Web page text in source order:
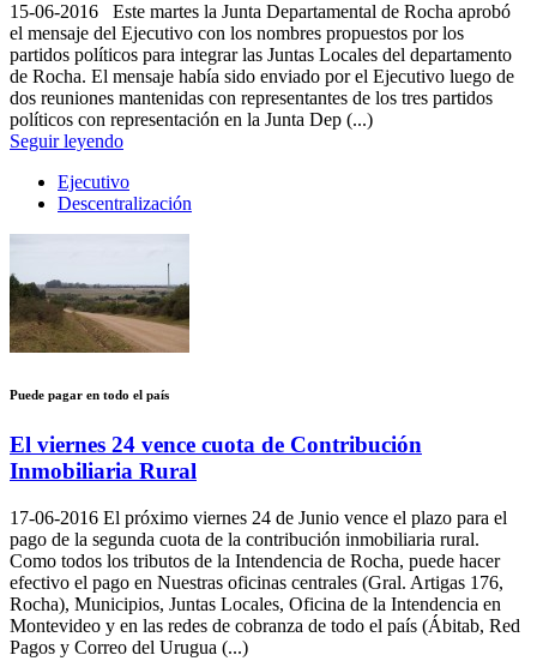
15-06-2016 Este martes la Junta Departamental de Rocha aprobó
el mensaje del Ejecutivo con los nombres propuestos por los
partidos políticos para integrar las Juntas Locales del departamento
de Rocha. El mensaje había sido enviado por el Ejecutivo luego de
dos reuniones mantenidas con representantes de los tres partidos
políticos con representación en la Junta Dep (...)
Seguir leyendo
Ejecutivo
Descentralización
Puede pagar en todo el país
El viernes 24 vence cuota de Contribución
Inmobiliaria Rural
17-06-2016 El próximo viernes 24 de Junio vence el plazo para el
pago de la segunda cuota de la contribución inmobiliaria rural.
Como todos los tributos de la Intendencia de Rocha, puede hacer
efectivo el pago en Nuestras oficinas centrales (Gral. Artigas 176,
Rocha), Municipios, Juntas Locales, Oficina de la Intendencia en
Montevideo y en las redes de cobranza de todo el país (Ábitab, Red
Pagos y Correo del Urugua (...)